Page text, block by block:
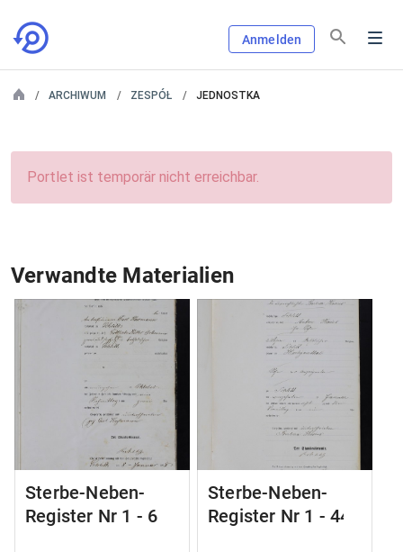
Anmelden
ARCHIWUM ZESPÓŁ JEDNOSTKA
Portlet ist temporär nicht erreichbar.
Verwandte Materialien
Sterbe-Neben-
Register Nr 1 - 6
Sterbe-Neben-
Register Nr 1 - 44